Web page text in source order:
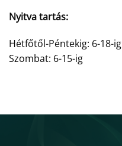
Nyitva tartás:
Hétfőtől-Péntekig: 6-18-ig
Szombat: 6-15-ig